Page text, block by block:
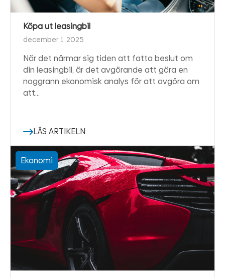
Köpa ut leasingbil
december 1, 2025
När det närmar sig tiden att fatta beslut om
din leasingbil, är det avgörande att göra en
noggrann ekonomisk analys för att avgöra om
att…
LÄS ARTIKELN
Ekonomi